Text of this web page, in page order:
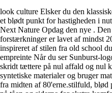
look culture Elsker du den
et blødt punkt for hastigheden i
Next Nature Opdag den nye .
forstærkninger er lavet af mindst
inspireret af stilen fra old school
empreinte Når du ser Sunburst-
skridt tættere på nul affald og nul
syntetiske materialer og bruger
fra midten af 80'erne.stilfuld, blød